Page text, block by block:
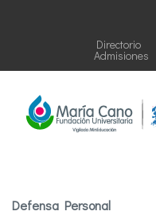
Directorio
Admisiones
Defensa Personal